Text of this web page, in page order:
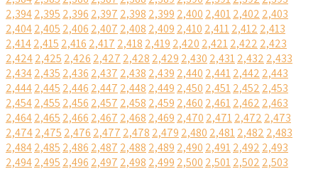
2,3942,395 2,396 2,397 2,398 2,399 2,400 2,4012,402 2,403
2,4042,405 2,406 2,407 2,408 2,409 2,410 2,4112,412 2,413
2,4142,415 2,416 2,417 2,418 2,419 2,420 2,4212,422 2,423
2,4242,425 2,426 2,427 2,428 2,429 2,430 2,4312,432 2,433
2,4342,435 2,436 2,437 2,438 2,439 2,440 2,4412,442 2,443
2,4442,445 2,446 2,447 2,448 2,449 2,450 2,4512,452 2,453
2,4542,455 2,456 2,457 2,458 2,459 2,460 2,4612,462 2,463
2,4642,465 2,466 2,467 2,468 2,469 2,470 2,4712,472 2,473
2,4742,475 2,476 2,477 2,478 2,479 2,480 2,4812,482 2,483
2,4842,485 2,486 2,487 2,488 2,489 2,490 2,4912,492 2,493
2,4942,495 2,496 2,497 2,498 2,499 2,500 2,5012,502 2,503